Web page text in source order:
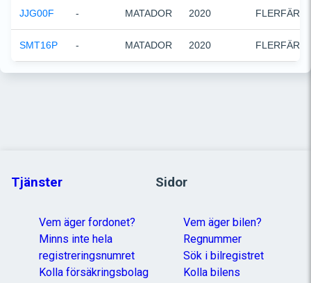
JJG00F - MATADOR 2020
SMT16P - MATADOR 2020
Tjänster
Vem äger fordonet?
Minns inte hela
registreringsnumret
Kolla försäkringsbolag
Sidor
Vem äger bilen?
Regnummer
Sök i bilregistret
Kolla bilens